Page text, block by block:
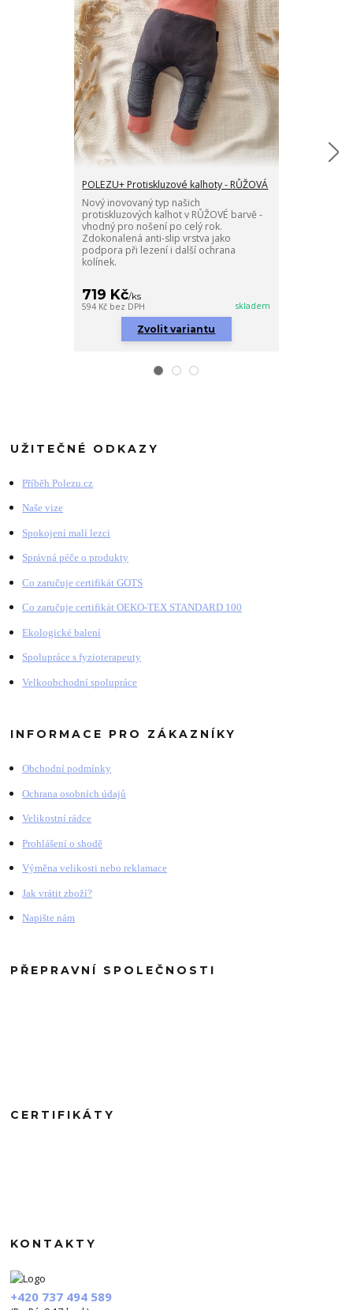
POLEZU+ Protiskluzové kalhoty - RŮŽOVÁ
Nový inovovaný typ našich
protiskluzových kalhot v RŮŽOVÉ barvě -
vhodný pro nošení po celý rok.
Zdokonalená anti-slip vrstva jako
podpora při lezení i další ochrana
kolínek.
719 Kč/ks
594 Kč bez DPH skladem
Zvolit variantu
UŽITEČNÉ ODKAZY
Příběh Polezu.cz
Naše vize
Spokojení malí lezci
Správná péče o produkty
Co zaručuje certifikát GOTS
Co zaručuje certifikát OEKO-TEX STANDARD 100
Ekologické balení
Spolupráce s fyzioterapeuty
Velkoobchodní spolupráce
INFORMACE PRO ZÁKAZNÍKY
Obchodní podmínky
Ochrana osobních údajů
Velikostní rádce
Prohlášení o shodě
Výměna velikosti nebo reklamace
Jak vrátit zboží?
Napište nám
PŘEPRAVNÍ SPOLEČNOSTI
CERTIFIKÁTY
KONTAKTY
+420 737 494 589